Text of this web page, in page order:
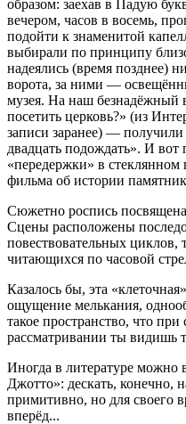
образом: заехав в Падую
вечером, часов в восемь,
подойти к знаменитой
выбирали по принципу
надеялись (время позднее)
ворота, за ними —
музея. На наш безнадёжный
посетить церковь?» (из
записи заранее) —
двадцать подождать». И вот
«передержки» в
фильма об истории
Сюжетно роспись
Сцены расположены
повествовательных
читающихся по часовой
Казалось бы, эта
ощущение мелькания,
такое пространство, что
рассматривании ты видишь
Иногда в литературе можно
Джотто»: дескать, конечно,
примитивно, но для своего
вперёд...